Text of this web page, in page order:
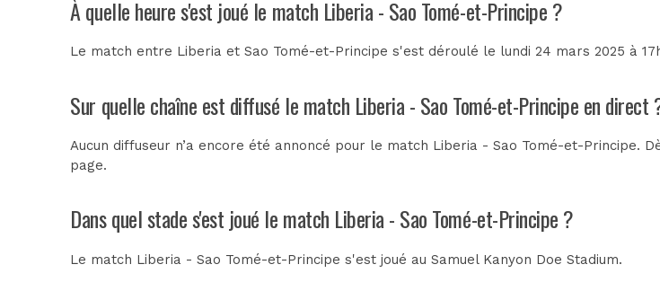
À quelle heure s'est joué le match Liberia - Sao Tomé-et-Principe ?
Le match entre Liberia et Sao Tomé-et-Principe s'est déroulé le lundi 24 mars 2025 à
Sur quelle chaîne est diffusé le match Liberia - Sao Tomé-et-Principe en direct
Aucun diffuseur n’a encore été annoncé pour le match Liberia - Sao Tomé-et-Principe.
page.
Dans quel stade s'est joué le match Liberia - Sao Tomé-et-Principe ?
Le match Liberia - Sao Tomé-et-Principe s'est joué auSamuel Kanyon Doe Stadium.